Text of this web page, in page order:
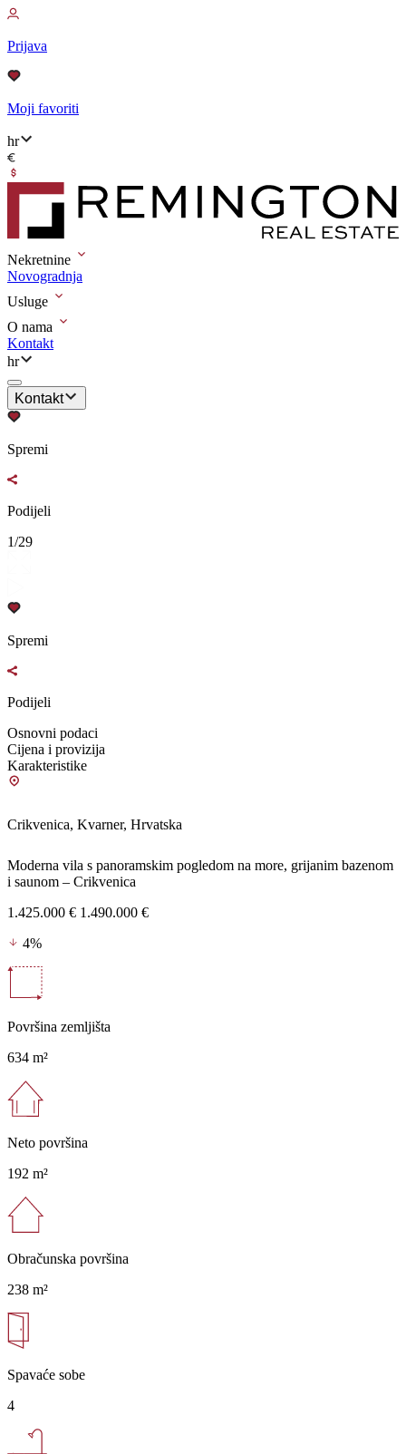
Prijava
Moji favoriti
hr
Nekretnine
Novogradnja
Usluge
O nama
Kontakt
hr
Kontakt
Spremi
Podijeli
1/29
Spremi
Podijeli
Osnovni podaci
Cijena i provizija
Karakteristike
Crikvenica, Kvarner, Hrvatska
Moderna vila s panoramskim pogledom na more, grijanim bazenom
i saunom – Crikvenica
1.425.000 € 1.490.000 €
4%
Površina zemljišta
634 m²
Neto površina
192 m²
Obračunska površina
238 m²
Spavaće sobe
4